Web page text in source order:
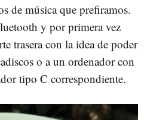
de música que prefiramos.
y por primera vez
trasera con la idea de poder
o a un ordenador con
tipo C correspondiente.